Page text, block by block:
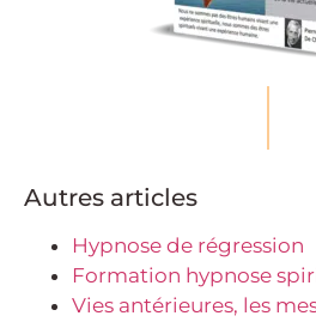
Autres articles
Hypnose de régression
Formation hypnose
Vies antérieures, les